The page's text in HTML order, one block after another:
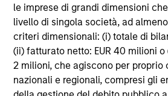
le imprese di grandi dimensioni
livello di singola società, ad
criteri dimensionali: (i) totale di
(ii) fatturato netto: EUR 40 milioni o
2 milioni, che agiscono per proprio
nazionali e regionali, compresi gli